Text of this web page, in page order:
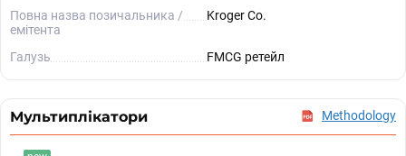
Повна назва позичальника /
емітента
Kroger Co.
Галузь FMCG ретейл
Мультиплікатори Methodology